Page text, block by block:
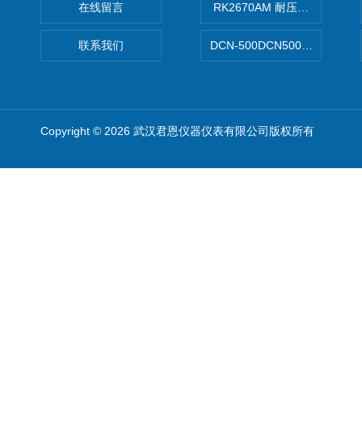
在线留言
联系我们
RK2670AM 耐压测试仪
DCN-500DCN500资料收集器
Copyright © 2026 武汉君恩仪器仪表有限公司版权所有